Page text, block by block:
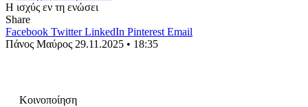
Η ισχύς εν τη ενώσει
Share
Facebook Twitter LinkedIn Pinterest Email
Πάνος Μαύρος 29.11.2025 • 18:35
Κοινοποίηση